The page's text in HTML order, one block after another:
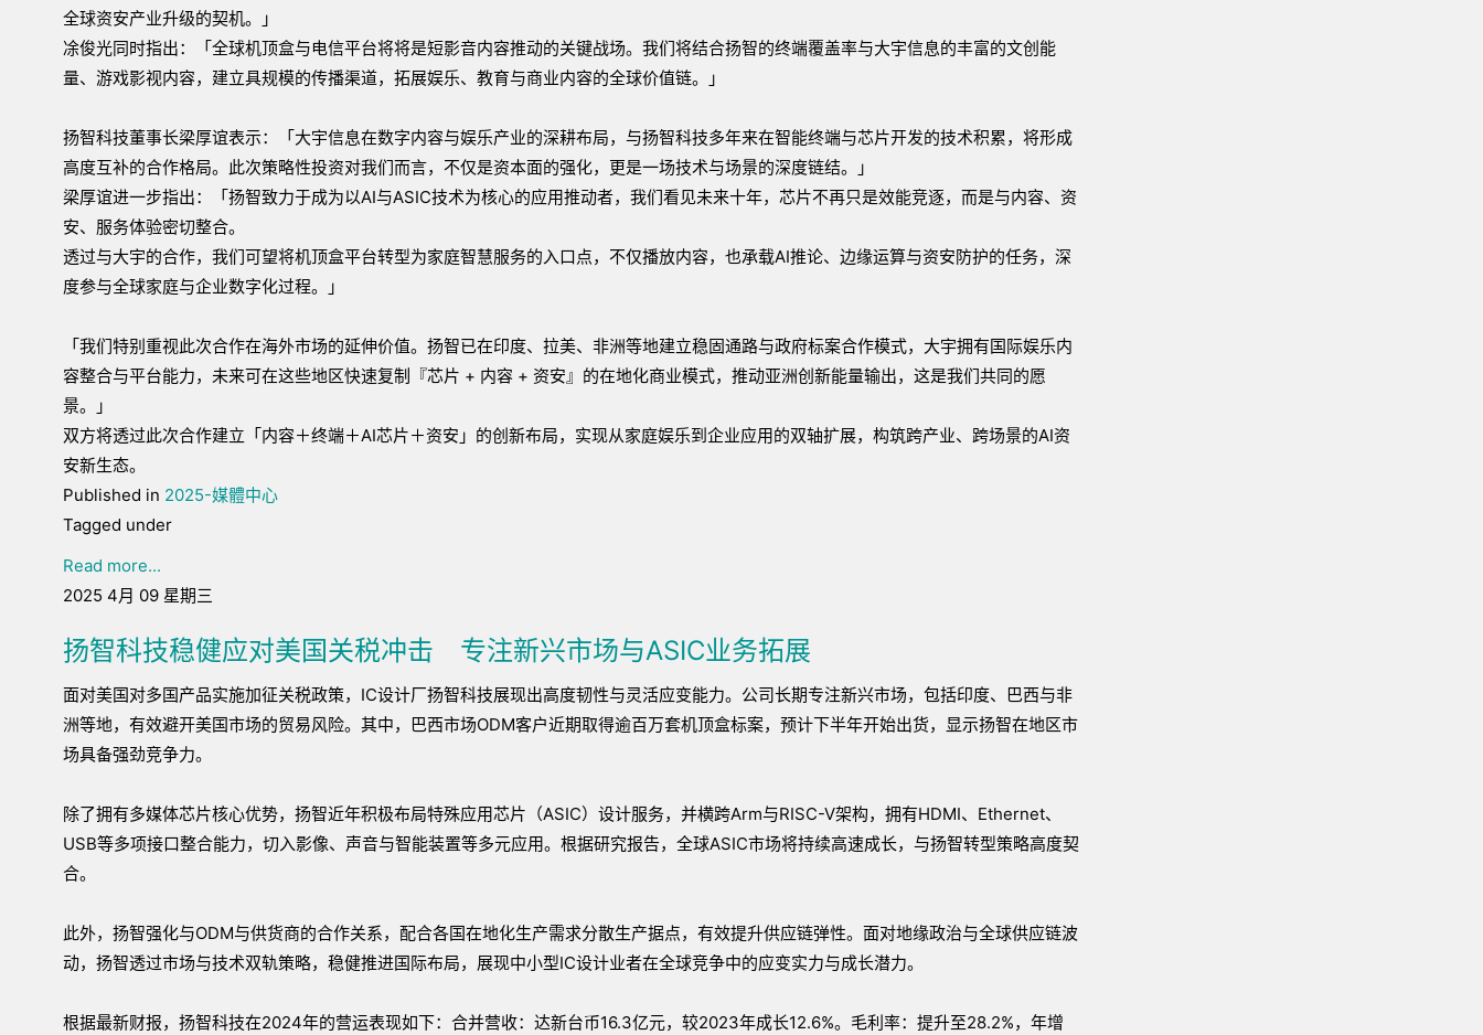
全球资安产业升级的契机。」
凃俊光同时指出：「全球机顶盒与电信平台将将是短影音内容推动的关键战场。我们将结合扬智的终端覆盖率与大宇信息的丰富的文创能
量、游戏影视内容，建立具规模的传播渠道，拓展娱乐、教育与商业内容的全球价值链。」
扬智科技董事长梁厚谊表示：「大宇信息在数字内容与娱乐产业的深耕布局，与扬智科技多年来在智能终端与芯片开发的技术积累，将形成
高度互补的合作格局。此次策略性投资对我们而言，不仅是资本面的强化，更是一场技术与场景的深度链结。」
梁厚谊进一步指出：「扬智致力于成为以AI与ASIC技术为核心的应用推动者，我们看见未来十年，芯片不再只是效能竞逐，而是与内容、资
安、服务体验密切整合。
透过与大宇的合作，我们可望将机顶盒平台转型为家庭智慧服务的入口点，不仅播放内容，也承载AI推论、边缘运算与资安防护的任务，深
度参与全球家庭与企业数字化过程。」
「我们特别重视此次合作在海外市场的延伸价值。扬智已在印度、拉美、非洲等地建立稳固通路与政府标案合作模式，大宇拥有国际娱乐内
容整合与平台能力，未来可在这些地区快速复制『芯片 + 内容 + 资安』的在地化商业模式，推动亚洲创新能量输出，这是我们共同的愿
景。」
双方将透过此次合作建立「内容＋终端＋AI芯片＋资安」的创新布局，实现从家庭娱乐到企业应用的双轴扩展，构筑跨产业、跨场景的AI资
安新生态。
Published in 2025-媒體中心
Tagged under
Read more...
2025 4月 09 星期三
扬智科技稳健应对美国关税冲击 专注新兴市场与ASIC业务拓展
面对美国对多国产品实施加征关税政策，IC设计厂扬智科技展现出高度韧性与灵活应变能力。公司长期专注新兴市场，包括印度、巴西与非
洲等地，有效避开美国市场的贸易风险。其中，巴西市场ODM客户近期取得逾百万套机顶盒标案，预计下半年开始出货，显示扬智在地区市
场具备强劲竞争力。
除了拥有多媒体芯片核心优势，扬智近年积极布局特殊应用芯片（ASIC）设计服务，并横跨Arm与RISC-V架构，拥有HDMI、Ethernet、
USB等多项接口整合能力，切入影像、声音与智能装置等多元应用。根据研究报告，全球ASIC市场将持续高速成长，与扬智转型策略高度契
合。
此外，扬智强化与ODM与供货商的合作关系，配合各国在地化生产需求分散生产据点，有效提升供应链弹性。面对地缘政治与全球供应链波
动，扬智透过市场与技术双轨策略，稳健推进国际布局，展现中小型IC设计业者在全球竞争中的应变实力与成长潜力。
根据最新财报，扬智科技在2024年的营运表现如下：合并营收：达新台币16.3亿元，较2023年成长12.6%。毛利率：提升至28.2%，年增